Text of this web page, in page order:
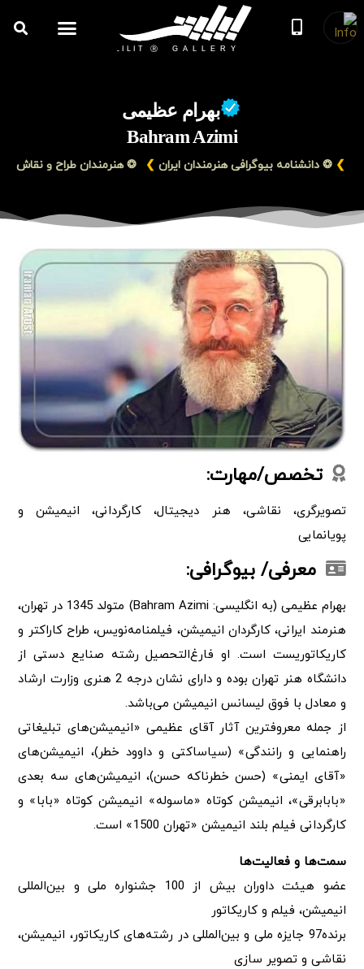
بهرام عظیمی
Bahram Azimi
❯ ❂ دانشنامه بیوگرافی هنرمندان ایران ❯ ❂ هنرمندان طراح و نقاش
تخصص/مهارت:
تصویرگری، نقاشی، هنر دیجیتال، کارگردانی، انیمیشن و
پویانمایی
معرفی/ بیوگرافی:
بهرام عظیمی (به انگلیسی: Bahram Azimi) متولد 1345 در تهران،
هنرمند ایرانی، کارگردان انیمیشن، فیلمنامه‌نویس، طراح کاراکتر و
کاریکاتوریست است. او فارغ‌التحصیل رشته صنایع دستی از
دانشگاه هنر تهران بوده و دارای نشان درجه 2 هنری وزارت ارشاد
و معادل با فوق لیسانس انیمیشن می‌باشد.
از جمله معروفترین آثار آقای عظیمی «انیمیشن‌های تبلیغاتی
راهنمایی و رانندگی» (سیاساکتی و داوود خطر)، انیمیشن‌های
«آقای ایمنی» (حسن خطرناکه حسن)، انیمیشن‌های سه بعدی
«بابابرقی»، انیمیشن کوتاه «ماسوله» انیمیشن کوتاه «بابا» و
کارگردانی فیلم بلند انیمیشن «تهران 1500» است.
سمت‌ها و فعالیت‌ها
عضو هیئت داوران بیش از 100 جشنواره ملی و بین‌المللی
انیمیشن، فیلم و کاریکاتور
برنده97 جایزه ملی و بین‌المللی در رشته‌های کاریکاتور، انیمیشن،
نقاشی و تصویر سازی